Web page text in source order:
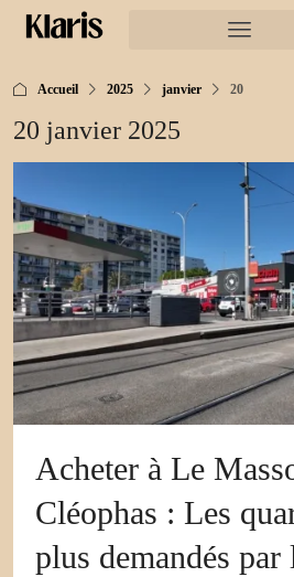
Accueil 2025 janvier 20
20 janvier 2025
Acheter à Le
Cléophas : Les
plus demandés par